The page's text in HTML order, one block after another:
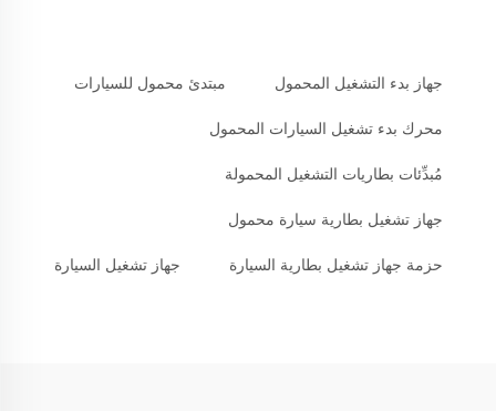
جهاز بدء التشغيل المحمول مبتدئ محمول للسيارات
محرك بدء تشغيل السيارات المحمول
مُبدِّئات بطاريات التشغيل المحمولة
جهاز تشغيل بطارية سيارة محمول
حزمة جهاز تشغيل بطارية السيارة جهاز تشغيل السيارة